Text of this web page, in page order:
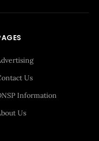
Us
Information
Us